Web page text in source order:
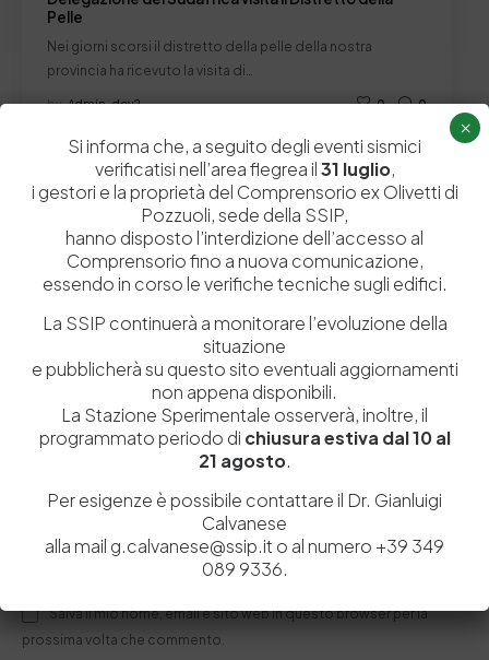
Pelle
Nei giorni scorsi il distretto della pelle della nostra
provincia ha ricevuto la visita di…
by Admin_dev2 0 0
Lascia un commento
Il tuo indirizzo email non sarà pubblicato. I campi obbligatori sono
contrassegnati *
Salva il mio nome, email e sito web in questo browser per la
prossima volta che commento.
Si informa che, a seguito degli eventi sismici
verificatisi nell’area flegrea il31 luglio,
i gestori e la proprietà del Comprensorio ex Olivetti di
Pozzuoli, sede della SSIP,
hanno disposto l’interdizione dell’accesso al
Comprensorio fino a nuova comunicazione,
essendo in corso le verifiche tecniche sugli edifici.
La SSIP continuerà a monitorare l’evoluzione della
situazione
e pubblicherà su questo sito eventuali aggiornamenti
non appena disponibili.
La Stazione Sperimentale osserverà, inoltre, il
programmato periodo di chiusura estiva dal 10 al
21 agosto.
Per esigenze è possibile contattare il Dr. Gianluigi
Calvanese
alla mail g.calvanese@ssip.it o al numero +39 349
089 9336.
×